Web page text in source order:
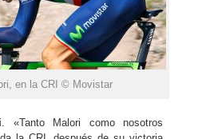
en la CRI © Movistar
. «Tanto Malori como nosotros